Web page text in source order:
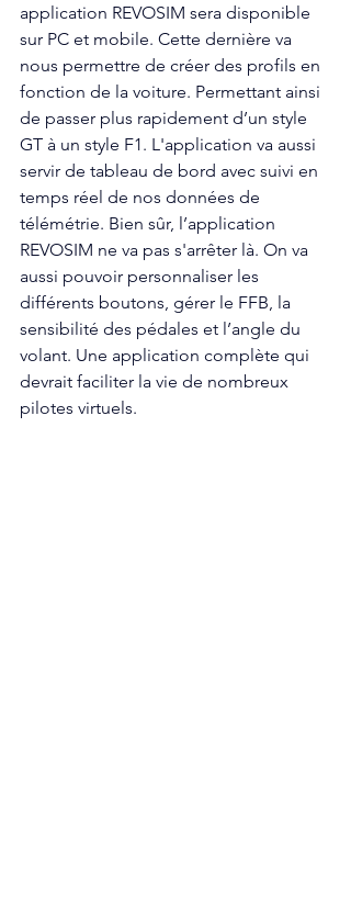
application REVOSIM sera disponible
sur PC et mobile. Cette dernière va
nous permettre de créer des profils en
fonction de la voiture. Permettant ainsi
de passer plus rapidement d’un style
GT à un style F1. L'application va aussi
servir de tableau de bord avec suivi en
temps réel de nos données de
télémétrie. Bien sûr, l’application
REVOSIM ne va pas s'arrêter là. On va
aussi pouvoir personnaliser les
différents boutons, gérer le FFB, la
sensibilité des pédales et l’angle du
volant. Une application complète qui
devrait faciliter la vie de nombreux
pilotes virtuels.